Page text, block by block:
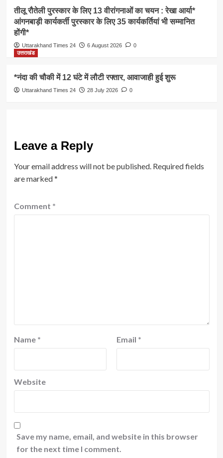
तीलू रौतेली पुरस्कार के लिए 13 वीरांगनाओं का चयन : रेखा आर्या*
आंगनबाड़ी कार्यकर्ती पुरस्कार के लिए 35 कार्यकर्तियां भी सम्मानित
होंगी*
Uttarakhand Times 24 6 August 2026
0
उत्तराखंड
*नंदा की चौकी में 12 घंटे में लौटी रफ्तार, आवाजाही हुई शुरू
Uttarakhand Times 24 28 July 2026 0
Leave a Reply
Your email address will not be published. Required fields
are marked*
Comment *
Name * Email *
Website
Save my name, email, and website in this browser
for the next time I comment.